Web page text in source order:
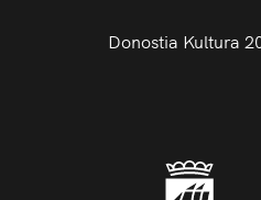
Donostia Kultura